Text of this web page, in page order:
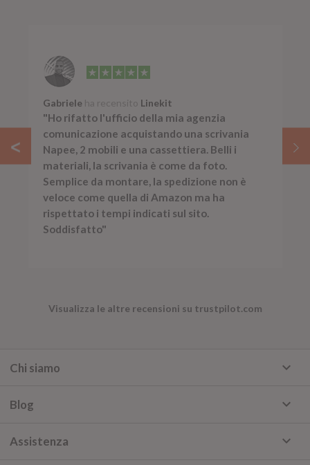
Gabriele ha recensito Linekit
"Ho rifatto l'ufficio della mia agenzia
comunicazione acquistando una scrivania
Napee, 2 mobili e una cassettiera. Belli i
materiali, la scrivania è come da foto.
Semplice da montare, la spedizione non è
veloce come quella di Amazon ma ha
rispettato i tempi indicati sul sito.
Soddisfatto"
Visualizza le altre recensioni su trustpilot.com
Chi siamo keyboard_arrow_down
Blog keyboard_arrow_down
Assistenza keyboard_arrow_down